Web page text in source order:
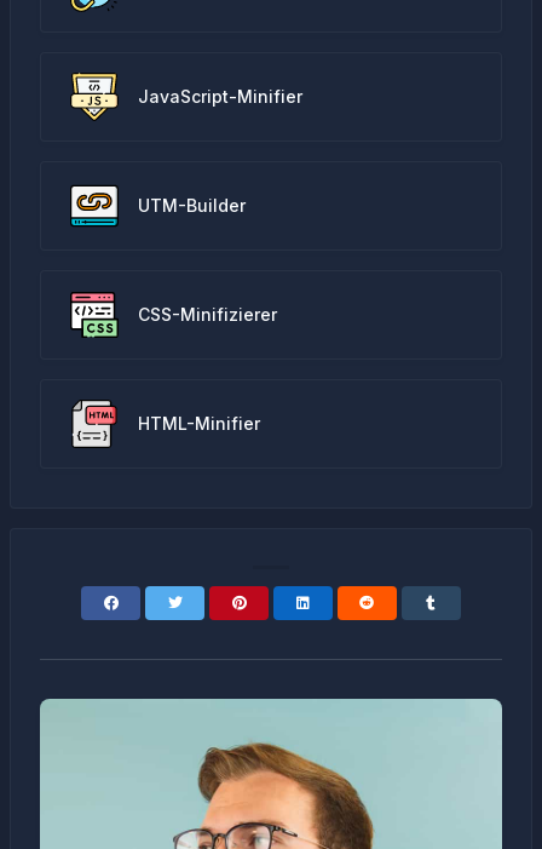
JavaScript-Minifier
UTM-Builder
CSS-Minifizierer
HTML-Minifier